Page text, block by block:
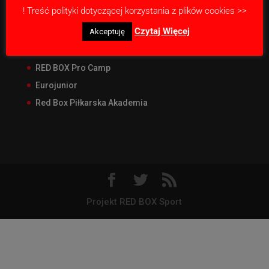
Nasze projekty
RED BOX Junior Liga
RED BOX Pro Camp
Eurojunior
Red Box Piłkarska Akademia
Projekt RED BOX Sport
! Treść polityki dotyczącej korzystania z plików cookies >>
Akceptuję Czytaj Więcej